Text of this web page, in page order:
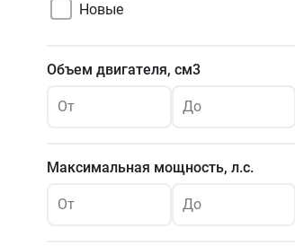
Новые
Объем двигателя, см3
От До
Максимальная мощность, л.с.
От До